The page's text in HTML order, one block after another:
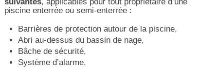
piscine enterrée ou semi-enterrée :
Barrières de protection autour de la piscine,
Abri au-dessus du bassin de nage,
Bâche de sécurité,
Système d’alarme.